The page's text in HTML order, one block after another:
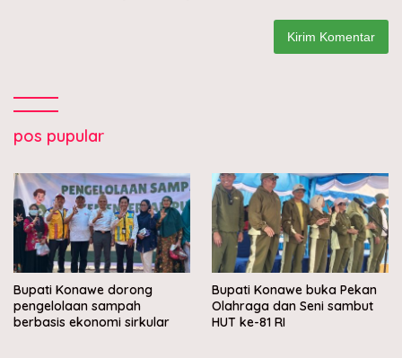
pos pupular
Bupati Konawe dorong
pengelolaan sampah
berbasis ekonomi sirkular
Bupati Konawe buka Pekan
Olahraga dan Seni sambut
HUT ke-81 RI